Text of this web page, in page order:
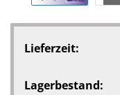
Lieferzeit:
Lagerbestand: